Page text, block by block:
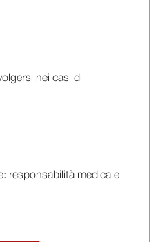
nei casi di
responsabilità medica e